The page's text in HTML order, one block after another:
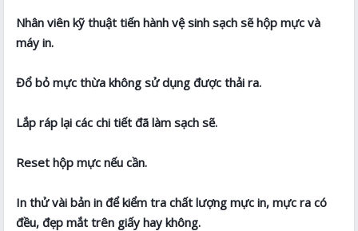
Nhân viên kỹ thuật tiến hành vệ sinh sạch sẽ hộp mực và
máy in.
Đổ bỏ mực thừa không sử dụng được thải ra.
Lắp ráp lại các chi tiết đã làm sạch sẽ.
Reset hộp mực nếu cần.
In thử vài bản in để kiểm tra chất lượng mực in, mực ra có
đều, đẹp mắt trên giấy hay không.